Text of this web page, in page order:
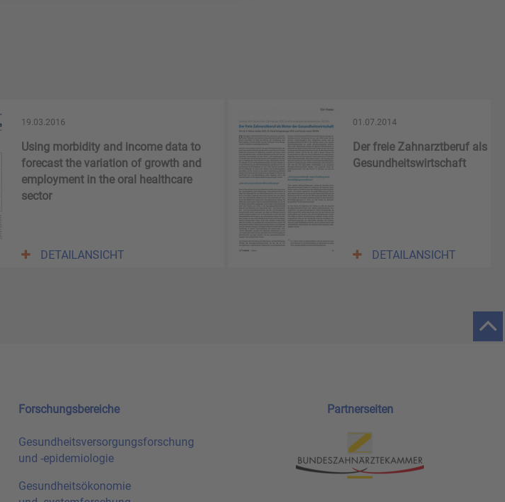
19.03.2016
Using morbidity and income data to
forecast the variation of growth and
employment in the oral healthcare
sector
DETAILANSICHT
01.07.2014
Der freie Zahnarztberuf als
Gesundheitswirtschaft
DETAILANSICHT
Forschungsbereiche
Gesundheitsversorgungsforschung
und -epidemiologie
Gesundheitsökonomie
Partnerseiten